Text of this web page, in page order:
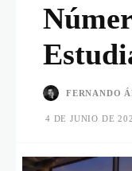
FERNANDO
4 DE JUNIO DE